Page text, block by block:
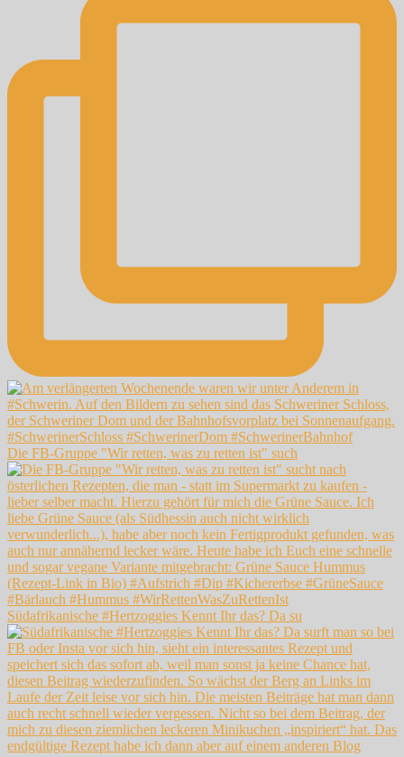
Die FB-Gruppe "Wir retten, was zu retten ist" such
Südafrikanische #Hertzoggies Kennt Ihr das? Da su